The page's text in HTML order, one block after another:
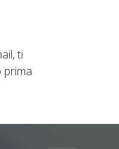
ti
prima